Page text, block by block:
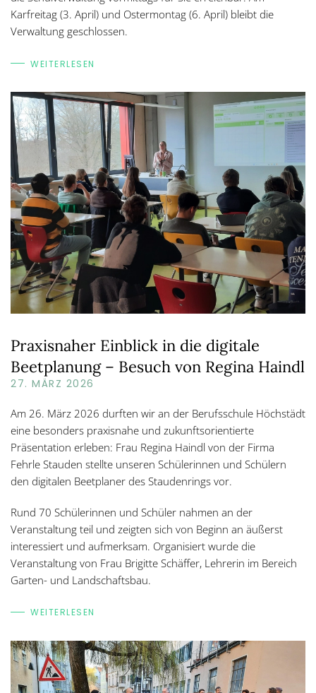
Karfreitag (3. April) und Ostermontag (6. April) bleibt die
Verwaltung geschlossen.
WEITERLESEN
Praxisnaher Einblick in die digitale
Beetplanung – Besuch von Regina Haindl
27. MÄRZ 2026
Am 26. März 2026 durften wir an der Berufsschule Höchstädt
eine besonders praxisnahe und zukunftsorientierte
Präsentation erleben: Frau Regina Haindl von der Firma
Fehrle Stauden stellte unseren Schülerinnen und Schülern
den digitalen Beetplaner des Staudenrings vor.
Rund 70 Schülerinnen und Schüler nahmen an der
Veranstaltung teil und zeigten sich von Beginn an äußerst
interessiert und aufmerksam. Organisiert wurde die
Veranstaltung von Frau Brigitte Schäffer, Lehrerin im Bereich
Garten- und Landschaftsbau.
WEITERLESEN